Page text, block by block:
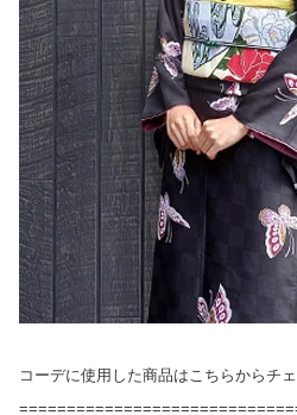
コーデに使用した商品はこちらからチ